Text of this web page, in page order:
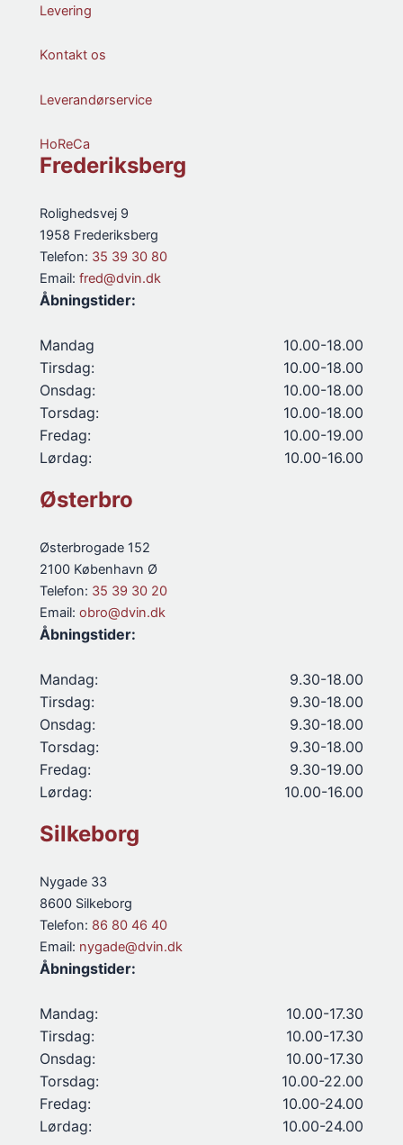
Levering
Kontakt os
Leverandørservice
HoReCa
Frederiksberg
Rolighedsvej 9
1958 Frederiksberg
Telefon: 35 39 30 80
Email: fred@dvin.dk
Åbningstider:
Mandag
10.00-18.00
Tirsdag:
10.00-18.00
Onsdag:
10.00-18.00
Torsdag:
10.00-18.00
Fredag:
10.00-19.00
Lørdag:
10.00-16.00
Østerbro
Østerbrogade 152
2100 København Ø
Telefon: 35 39 30 20
Email: obro@dvin.dk
Åbningstider:
Mandag:
9.30-18.00
Tirsdag:
9.30-18.00
Onsdag:
9.30-18.00
Torsdag:
9.30-18.00
Fredag:
9.30-19.00
Lørdag:
10.00-16.00
Silkeborg
Nygade 33
8600 Silkeborg
Telefon: 86 80 46 40
Email: nygade@dvin.dk
Åbningstider:
Mandag:
10.00-17.30
Tirsdag:
10.00-17.30
Onsdag:
10.00-17.30
Torsdag:
10.00-22.00
Fredag:
10.00-24.00
Lørdag:
10.00-24.00